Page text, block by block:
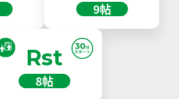
9帖
Rst
8帖